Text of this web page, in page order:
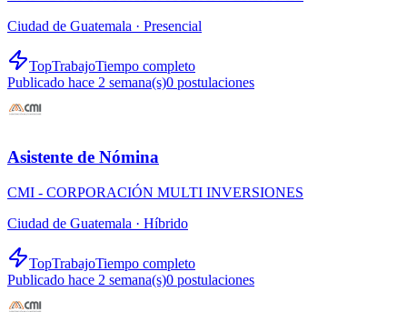
Ciudad de Guatemala · Presencial
TopTrabajoTiempo completo
Publicado hace 2 semana(s)0 postulaciones
Asistente de Nómina
CMI - CORPORACIÓN MULTI INVERSIONES
Ciudad de Guatemala · Híbrido
TopTrabajoTiempo completo
Publicado hace 2 semana(s)0 postulaciones